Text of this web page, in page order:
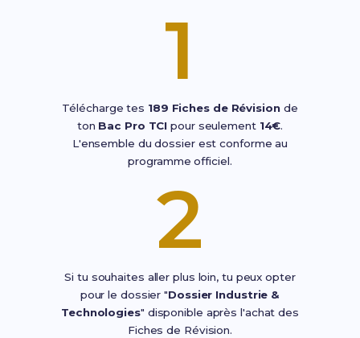
1
Télécharge tes 189 Fiches de Révisionde
ton Bac Pro TCI pour seulement 14€.
L'ensemble du dossier est conforme au
programme officiel.
2
Si tu souhaites aller plus loin, tu peux opter
pour le dossier "Dossier Industrie &
Technologies" disponible après l'achat des
Fiches de Révision.